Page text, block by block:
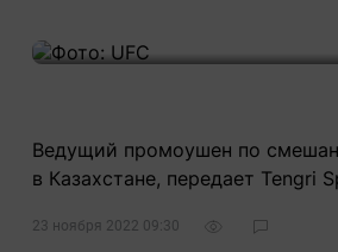
Погода
Полезно
Рецепты
Ведущий промоушен по
в Казахстане, передает Tengri
23 ноября 2022 09:30